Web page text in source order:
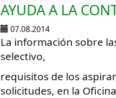
AYUDA A LA
07.08.2014
La información sobre
selectivo,
requisitos de los
solicitudes, en la